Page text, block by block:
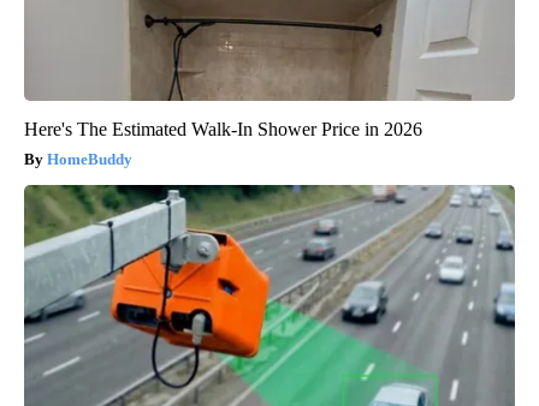
Here's The Estimated Walk-In Shower Price in 2026
HomeBuddy